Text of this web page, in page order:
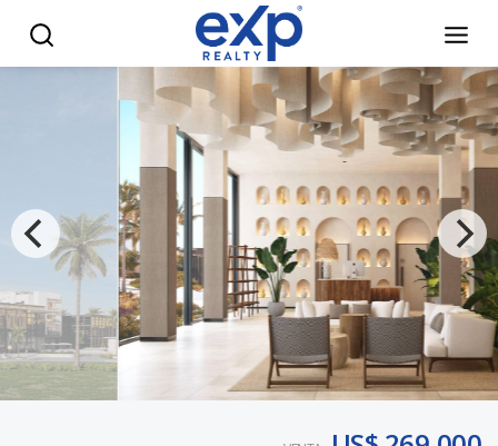
Condo Hotel de Lujo en El Cortecito Punta Cana |